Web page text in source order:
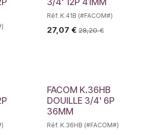
Réf. K.41B (#FACOM#)
27,07 € 28,20€
FACOM K.36HB
DOUILLE 3/4' 6P
36MM
Réf. K.36HB (#FACOM#)